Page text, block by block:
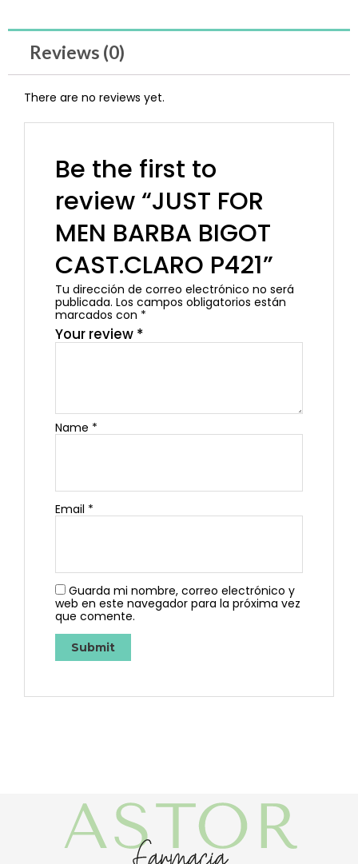
Reviews (0)
There are no reviews yet.
Be the first to
review “JUST FOR
MEN BARBA BIGOT
CAST.CLARO P421”
Tu dirección de correo electrónico no será
publicada. Los campos obligatorios están
marcados con *
Your review *
Name *
Email *
Guarda mi nombre, correo electrónico y
web en este navegador para la próxima vez
que comente.